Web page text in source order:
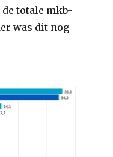
totale mkb-
was dit nog